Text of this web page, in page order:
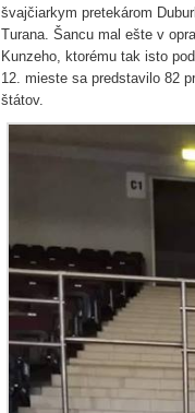
švajčiarkym pretekárom
Turana. Šancu mal ešte v
Kunzeho, ktorému tak isto
12. mieste sa predstavilo 82
štátov.